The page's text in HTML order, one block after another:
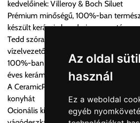
Az oldal
használ
Ez a weboldal
egyéb
Amennyiben nem biztos
automatikusan nem ajánl fel szállítási
a 0.- forintos szállítást, kollégáink
termék adatait, majd visszaigazolják a
Ingyenes szállítási lehetőség nincs!
Egyes termékek súlyát a program nem
a központ igazolja vissza. Amennyiben
gondoltnál magasabb értékben
visszaigazolástól számított 24 órán
kedvelőinek: Villeroy & Boch Siluet
Prémium minőségű, 100%-ban
készült kerámia konyhai mosogató
Tedd szórakoztatóvá a mosogatást a
vízelvezetővel felszerelt mosogatóval
100%-ban természetes alapanyagok
éves kerámia tapasztalattal
A CeramicPlus könnyen gondozható, és
konyhát
Ocionális kiegészítők: Rozsdamentes